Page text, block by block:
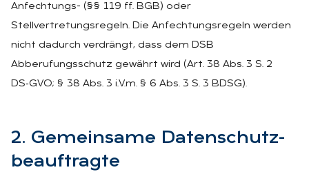
Anfechtungs- (§§ 119 ff. BGB) oder
Stellvertretungsregeln. Die Anfechtungsregeln werden
nicht dadurch verdrängt, dass dem DSB
Abberufungsschutz gewährt wird (Art. 38 Abs. 3 S. 2
DS‑GVO; § 38 Abs. 3 i.V.m. § 6 Abs. 3 S. 3 BDSG).
2. Ge­mein­sa­me Da­ten­schutz­
be­auf­trag­te